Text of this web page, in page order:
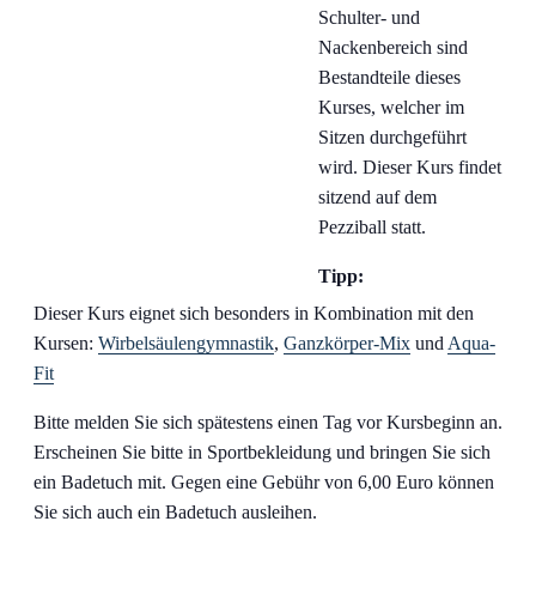
Schulter- und
Nackenbereich sind
Bestandteile dieses
Kurses, welcher im
Sitzen durchgeführt
wird. Dieser Kurs findet
sitzend auf dem
Pezziball statt.
Tipp:
Dieser Kurs eignet sich besonders in Kombination mit den
Kursen: Wirbelsäulengymnastik, Ganzkörper-Mix und Aqua-
Fit
Bitte melden Sie sich spätestens einen Tag vor Kursbeginn an.
Erscheinen Sie bitte in Sportbekleidung und bringen Sie sich
ein Badetuch mit. Gegen eine Gebühr von 6,00 Euro können
Sie sich auch ein Badetuch ausleihen.